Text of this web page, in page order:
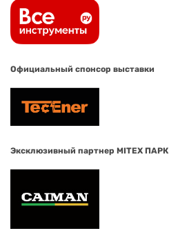
Официальный спонсор выставки
Эксклюзивный партнер MITEX ПАРК